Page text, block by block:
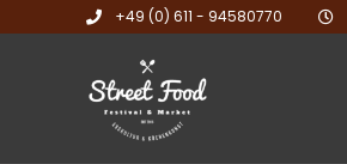
+49 (0) 611 - 94580770